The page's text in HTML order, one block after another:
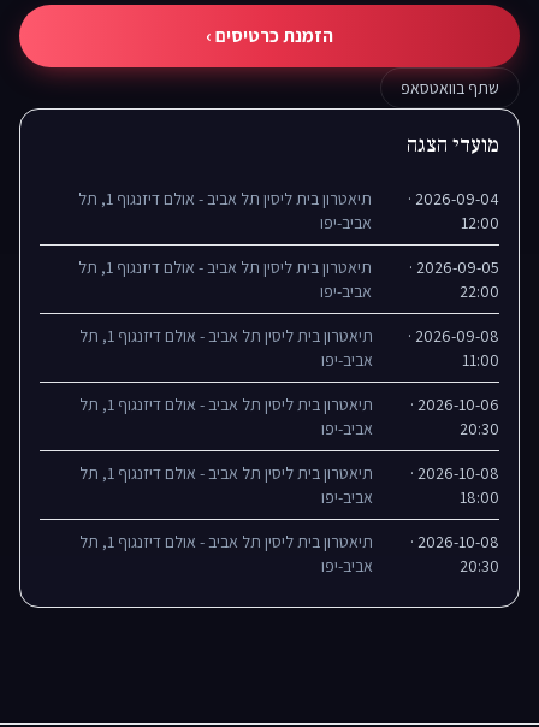
הזמנת כרטיסים ›
שתף בוואטסאפ
מועדי הצגה
2026-09-04 ·
12:00
תיאטרון בית ליסין תל אביב - אולם דיזנגוף 1, תל
אביב-יפו
2026-09-05 ·
22:00
תיאטרון בית ליסין תל אביב - אולם דיזנגוף 1, תל
אביב-יפו
2026-09-08 ·
11:00
תיאטרון בית ליסין תל אביב - אולם דיזנגוף 1, תל
אביב-יפו
2026-10-06 ·
20:30
תיאטרון בית ליסין תל אביב - אולם דיזנגוף 1, תל
אביב-יפו
2026-10-08 ·
18:00
תיאטרון בית ליסין תל אביב - אולם דיזנגוף 1, תל
אביב-יפו
2026-10-08 ·
20:30
תיאטרון בית ליסין תל אביב - אולם דיזנגוף 1, תל
אביב-יפו